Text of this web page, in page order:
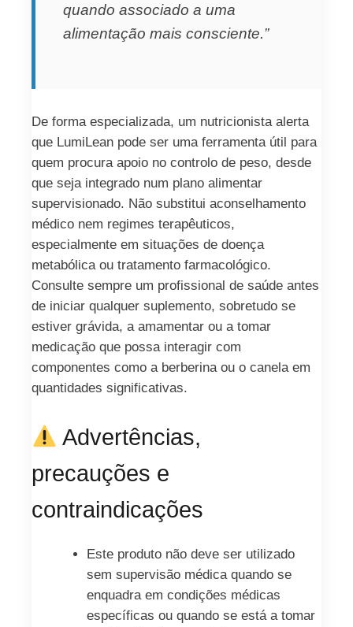
quando associado a uma
alimentação mais consciente.”
De forma especializada, um nutricionista alerta
que LumiLean pode ser uma ferramenta útil para
quem procura apoio no controlo de peso, desde
que seja integrado num plano alimentar
supervisionado. Não substitui aconselhamento
médico nem regimes terapêuticos,
especialmente em situações de doença
metabólica ou tratamento farmacológico.
Consulte sempre um profissional de saúde antes
de iniciar qualquer suplemento, sobretudo se
estiver grávida, a amamentar ou a tomar
medicação que possa interagir com
componentes como a berberina ou o canela em
quantidades significativas.
Advertências,
precauções e
contraindicações
Este produto não deve ser utilizado
sem supervisão médica quando se
enquadra em condições médicas
específicas ou quando se está a tomar